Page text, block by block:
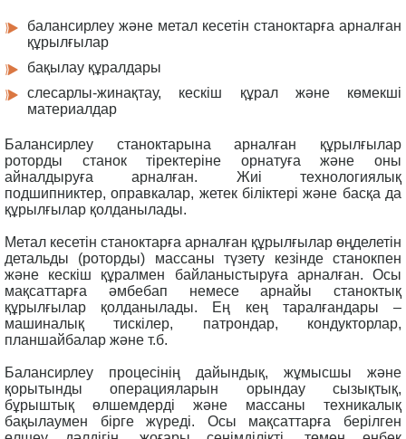
балансирлеу және метал кесетін станоктарға арналған
құрылғылар
бақылау құралдары
слесарлы-жинақтау, кескіш құрал және көмекші
материалдар
Балансирлеу станоктарына арналған құрылғылар
роторды станок тіректеріне орнатуға және оны
айналдыруға арналған. Жиі технологиялық
подшипниктер, оправкалар, жетек біліктері және басқа да
құрылғылар қолданылады.
Метал кесетін станоктарға арналған құрылғылар өңделетін
детальды (роторды) массаны түзету кезінде станокпен
және кескіш құралмен байланыстыруға арналған. Осы
мақсаттарға әмбебап немесе арнайы станоктық
құрылғылар қолданылады. Ең кең таралғандары –
машиналық тискілер, патрондар, кондукторлар,
планшайбалар және т.б.
Балансирлеу процесінің дайындық, жұмысшы және
қорытынды операцияларын орындау сызықтық,
бұрыштық өлшемдерді және массаны техникалық
бақылаумен бірге жүреді. Осы мақсаттарға берілген